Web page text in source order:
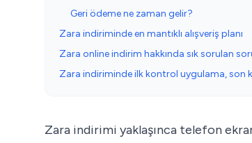
Geri ödeme ne zaman gelir?
Zara indiriminde en mantıklı alışveriş planı
Zara online indirim hakkında sık sorulan
Zara indiriminde ilk kontrol uygulama, son
Zara indirimi yaklaşınca telefon